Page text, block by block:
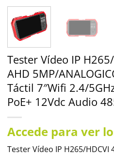
Tester Vídeo IP
AHD 5MP/
Táctil 7″Wifi 2.4/
PoE+ 12Vdc Audio
Accede para ver
Tester Vídeo IP H265/HDCVI